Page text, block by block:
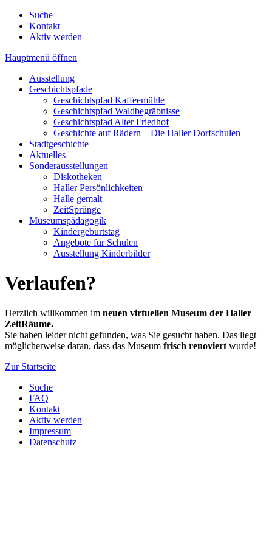
Suche
Kontakt
Aktiv werden
Hauptmenü öffnen
Ausstellung
Geschichtspfade
Geschichtspfad Kaffeemühle
Geschichtspfad Waldbegräbnisse
Geschichtspfad Alter Friedhof
Geschichte auf Rädern – Die Haller Dorfschulen
Stadtgeschichte
Aktuelles
Sonderausstellungen
Diskotheken
Haller Persönlichkeiten
Halle gemalt
ZeitSprünge
Museumspädagogik
Kindergeburtstag
Angebote für Schulen
Ausstellung Kinderbilder
Verlaufen?
Herzlich willkommen im neuen virtuellen Museum der Haller
ZeitRäume.
Sie haben leider nicht gefunden, was Sie gesucht haben. Das liegt
möglicherweise daran, dass das Museum frisch renoviert wurde!
Zur Startseite
Suche
FAQ
Kontakt
Aktiv werden
Impressum
Datenschutz